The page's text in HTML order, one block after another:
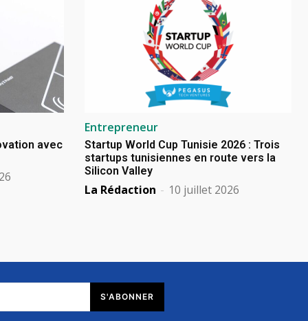
avec
Entrepreneur
Startup World Cup Tunisie 2026 : Trois
startups tunisiennes en route vers la
Silicon Valley
La Rédaction - 10 juillet 2026
S'ABONNER